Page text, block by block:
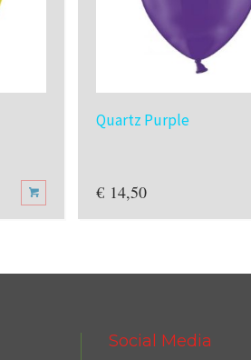
Quartz Purple
€ 14,50
Social Media